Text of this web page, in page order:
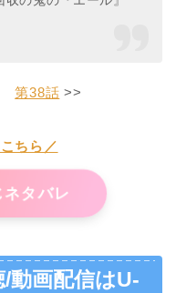
第38話 >>
ちら／
タバレ
/動画配信はU-